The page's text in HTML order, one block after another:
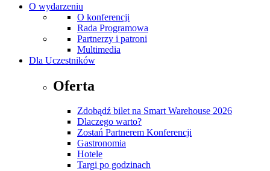
O wydarzeniu
O konferencji
Rada Programowa
Partnerzy i patroni
Multimedia
Dla Uczestników
Oferta
Zdobądź bilet na Smart Warehouse 2026
Dlaczego warto?
Zostań Partnerem Konferencji
Gastronomia
Hotele
Targi po godzinach